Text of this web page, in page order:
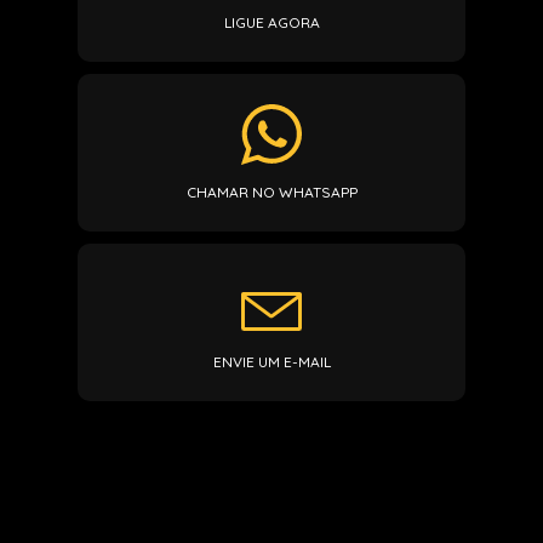
LIGUE AGORA
CHAMAR NO WHATSAPP
ENVIE UM E-MAIL